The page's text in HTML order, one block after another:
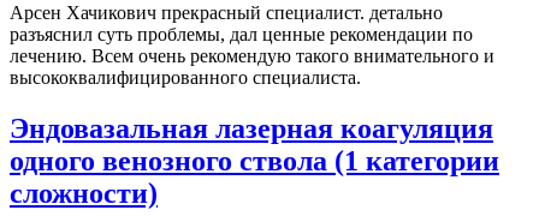
Арсен Хачикович прекрасный специалист. детально
разъяснил суть проблемы, дал ценные рекомендации по
лечению. Всем очень рекомендую такого внимательного и
высококвалифицированного специалиста.
Эндовазальная лазерная коагуляция
одного венозного ствола (1 категории
сложности)